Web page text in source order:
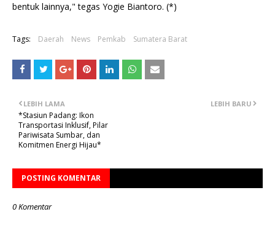
bentuk lainnya," tegas Yogie Biantoro. (*)
Tags: Daerah News Pemkab Sumatera Barat
LEBIH BARU
LEBIH LAMA
*Stasiun Padang: Ikon
Transportasi Inklusif, Pilar
Pariwisata Sumbar, dan
Komitmen Energi Hijau*
POSTING KOMENTAR
0 Komentar